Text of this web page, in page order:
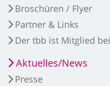
Broschüren / Flyer
Partner & Links
Der tbb ist Mitglied bei
Aktuelles/News
Presse